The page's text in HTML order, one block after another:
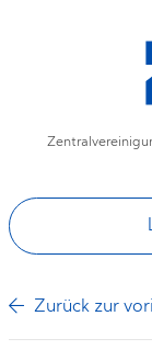
Zurück zur